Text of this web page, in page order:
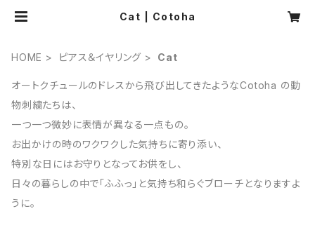
Cat | Cotoha
HOME ピアス＆イヤリング Cat
オートクチュールのドレスから飛び出してきたようなCotoha の動
物刺繍たちは、
一つ一つ微妙に表情が異なる一点もの。
お出かけの時のワクワクした気持ちに寄り添い、
特別な日にはお守りとなってお供をし、
日々の暮らしの中で「ふふっ」と気持ち和らぐブローチとなりますよ
うに。